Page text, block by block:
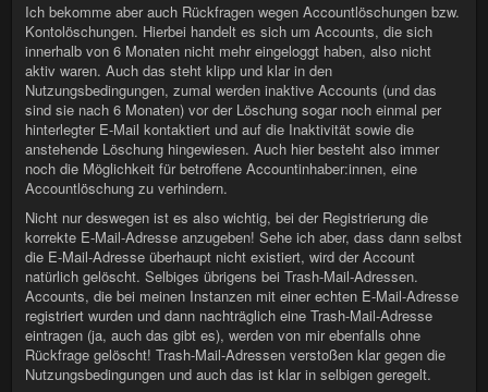
Ich bekomme aber auch Rückfragen wegen Accountlöschungen bzw.
Kontolöschungen. Hierbei handelt es sich um Accounts, die sich
innerhalb von 6 Monaten nicht mehr eingeloggt haben, also nicht
aktiv waren. Auch das steht klipp und klar in den
Nutzungsbedingungen, zumal werden inaktive Accounts (und das
sind sie nach 6 Monaten) vor der Löschung sogar noch einmal per
hinterlegter E-Mail kontaktiert und auf die Inaktivität sowie die
anstehende Löschung hingewiesen. Auch hier besteht also immer
noch die Möglichkeit für betroffene Accountinhaber:innen, eine
Accountlöschung zu verhindern.
Nicht nur deswegen ist es also wichtig, bei der Registrierung die
korrekte E-Mail-Adresse anzugeben! Sehe ich aber, dass dann selbst
die E-Mail-Adresse überhaupt nicht existiert, wird der Account
natürlich gelöscht. Selbiges übrigens bei Trash-Mail-Adressen.
Accounts, die bei meinen Instanzen mit einer echten E-Mail-Adresse
registriert wurden und dann nachträglich eine Trash-Mail-Adresse
eintragen (ja, auch das gibt es), werden von mir ebenfalls ohne
Rückfrage gelöscht! Trash-Mail-Adressen verstoßen klar gegen die
Nutzungsbedingungen und auch das ist klar in selbigen geregelt.